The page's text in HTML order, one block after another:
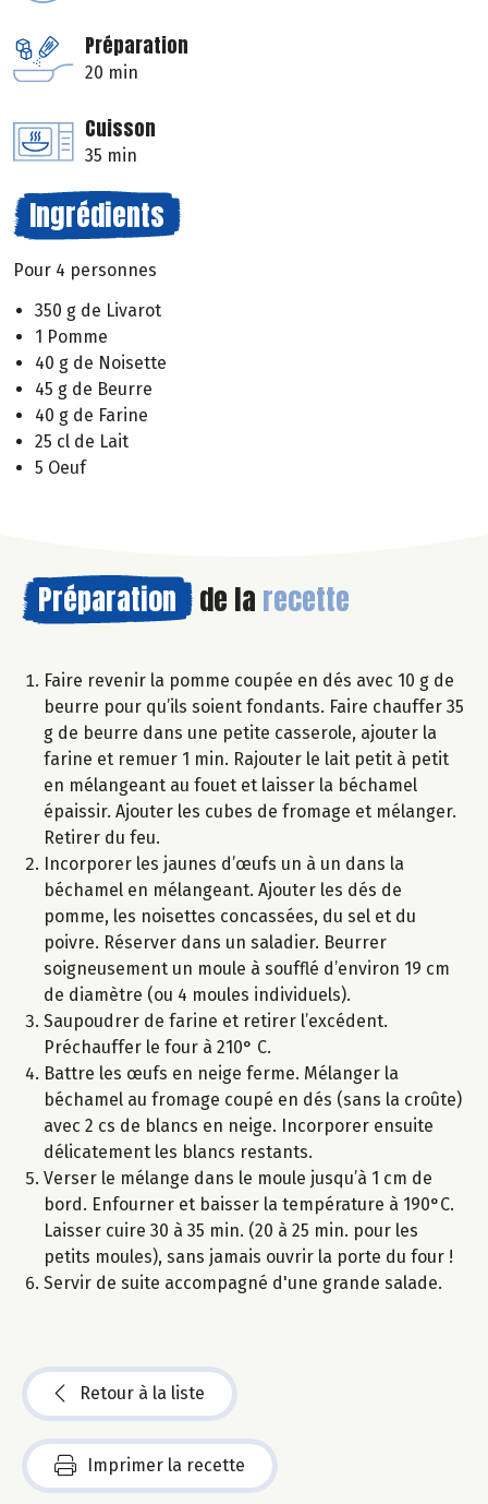
Préparation
20 min
Cuisson
35 min
Ingrédients
Pour 4 personnes
350 g de Livarot
1 Pomme
40 g de Noisette
45 g de Beurre
40 g de Farine
25 cl de Lait
5 Oeuf
Préparation de la recette
Faire revenir la pomme coupée en dés avec 10 g de
beurre pour qu’ils soient fondants. Faire chauffer 35
g de beurre dans une petite casserole, ajouter la
farine et remuer 1 min. Rajouter le lait petit à petit
en mélangeant au fouet et laisser la béchamel
épaissir. Ajouter les cubes de fromage et mélanger.
Retirer du feu.
Incorporer les jaunes d’œufs un à un dans la
béchamel en mélangeant. Ajouter les dés de
pomme, les noisettes concassées, du sel et du
poivre. Réserver dans un saladier. Beurrer
soigneusement un moule à soufflé d’environ 19 cm
de diamètre (ou 4 moules individuels).
Saupoudrer de farine et retirer l’excédent.
Préchauffer le four à 210° C.
Battre les œufs en neige ferme. Mélanger la
béchamel au fromage coupé en dés (sans la croûte)
avec 2 cs de blancs en neige. Incorporer ensuite
délicatement les blancs restants.
Verser le mélange dans le moule jusqu’à 1 cm de
bord. Enfourner et baisser la température à 190°C.
Laisser cuire 30 à 35 min. (20 à 25 min. pour les
petits moules), sans jamais ouvrir la porte du four !
Servir de suite accompagné d'une grande salade.
Retour à la liste
Imprimer la recette